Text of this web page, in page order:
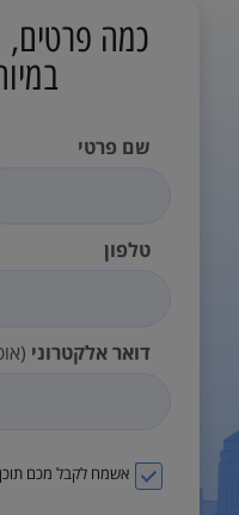
כמה
שם פרטי
טלפון
דואר אלקטרוני
אשמח לקבל מכם תוכן